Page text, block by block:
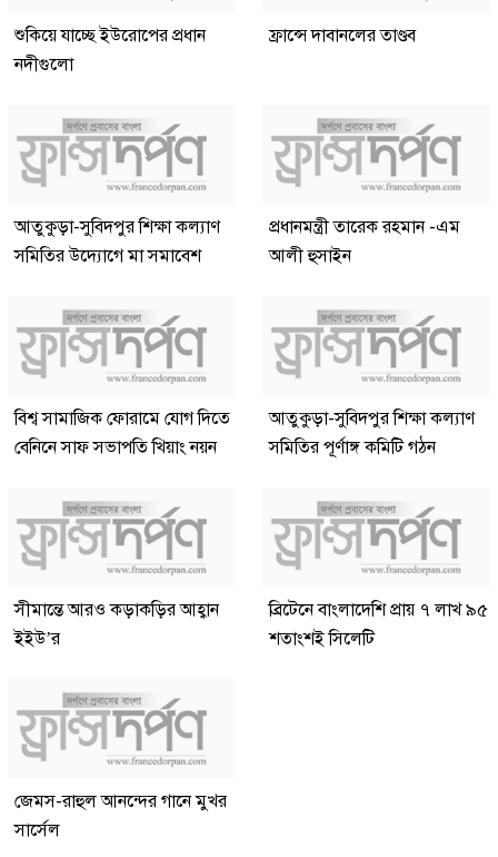
শুকিয়ে যাচ্ছে ইউরোপের প্রধান
নদীগুলো
ফ্রান্সে দাবানলের তাণ্ডব
আতুকুড়া-সুবিদপুর শিক্ষা কল্যাণ
সমিতির উদ্যোগে মা সমাবেশ
প্রধানমন্ত্রী তারেক রহমান -এম
আলী হুসাইন
বিশ্ব সামাজিক ফোরামে যোগ দিতে
বেনিনে সাফ সভাপতি খিয়াং নয়ন
আতুকুড়া-সুবিদপুর শিক্ষা কল্যাণ
সমিতির পূর্ণাঙ্গ কমিটি গঠন
সীমান্তে আরও কড়াকড়ির আহ্বান
ইইউ’র
ব্রিটেনে বাংলাদেশি প্রায় ৭ লাখ ৯৫
শতাংশই সিলেটি
জেমস-রাহুল আনন্দের গানে মুখর
সার্সেল